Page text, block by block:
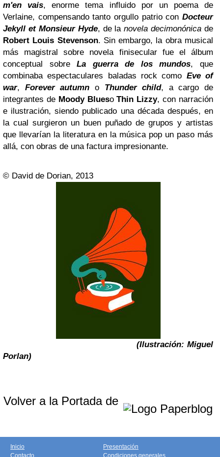
m'en vais, enorme tema influido por un poema de
Verlaine, compensando tanto orgullo patrio con Docteur
Jekyll et Monsieur Hyde, de lanovela decimonónica de
Robert Louis Stevenson. Sin embargo, la obra musical
más magistral sobre novela finisecular fue el álbum
conceptual sobreLa guerra de los mundos, que
combinaba espectaculares baladas rock como Eve of
war, Forever autumn o Thunder child, a cargo de
integrantes de Moody BluesoThin Lizzy, con narración
e ilustración, siendo publicado una década después, en
la cual surgieron un buen puñado de grupos y artistas
que llevarían la literatura en la música pop un paso más
allá, con obras de una factura impresionante.
© David de Dorian, 2013
(Ilustración: Miguel
Porlan)
Volver a la Portada de
Inicio
Contacto
Presentación
Condiciones generales